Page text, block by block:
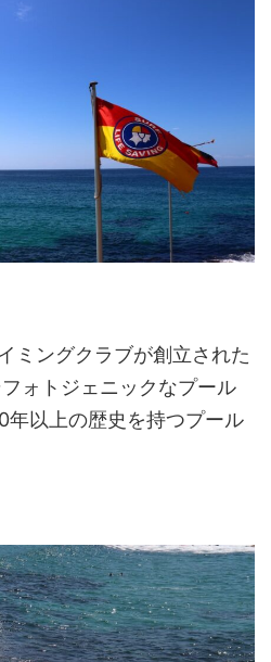
ミングクラブが創立された
ォトジェニックなプール
年以上の歴史を持つプール